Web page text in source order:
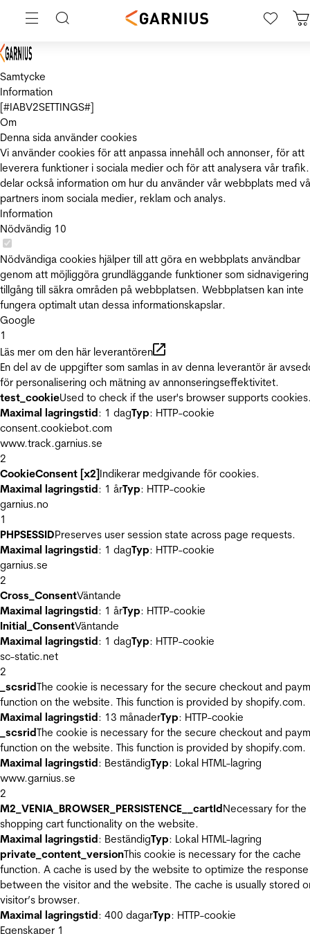
Samtycke
Information
[#IABV2SETTINGS#]
Om
Denna sida använder cookies
Vi använder cookies för att anpassa innehåll och annonser, för att
leverera funktioner i sociala medier och för att analysera vår
delar också information om hur du använder vår webbplats med
partners inom sociala medier, reklam och analys.
Information
Nödvändig 10
Nödvändiga cookies hjälper till att göra en webbplats användbar
genom att möjliggöra grundläggande funktioner som
tillgång till säkra områden på webbplatsen. Webbplatsen kan inte
fungera optimalt utan dessa informationskapslar.
Google
1
Läs mer om den här leverantören
En del av de uppgifter som samlas in av denna leverantör är
för personalisering och mätning av annonseringseffektivitet.
test_cookieUsed to check if the user's browser supports
Maximal lagringstid: 1 dagTyp: HTTP-cookie
consent.cookiebot.com
www.track.garnius.se
2
CookieConsent [x2]Indikerar medgivande för cookies.
Maximal lagringstid: 1 årTyp: HTTP-cookie
garnius.no
1
PHPSESSIDPreserves user session state across page requests.
Maximal lagringstid: 1 dagTyp: HTTP-cookie
garnius.se
2
Cross_ConsentVäntande
Maximal lagringstid: 1 årTyp: HTTP-cookie
Initial_ConsentVäntande
Maximal lagringstid: 1 dagTyp: HTTP-cookie
sc-static.net
2
_scsridThe cookie is necessary for the secure checkout and
function on the website. This function is provided by shopify.com.
Maximal lagringstid: 13 månaderTyp: HTTP-cookie
_scsridThe cookie is necessary for the secure checkout and
function on the website. This function is provided by shopify.com.
Maximal lagringstid: BeständigTyp: Lokal HTML-lagring
www.garnius.se
2
M2_VENIA_BROWSER_PERSISTENCE__cartIdNecessary for the
shopping cart functionality on the website.
Maximal lagringstid: BeständigTyp: Lokal HTML-lagring
private_content_versionThis cookie is necessary for the cache
function. A cache is used by the website to optimize the
between the visitor and the website. The cache is usually stored
visitor’s browser.
Maximal lagringstid: 400 dagarTyp: HTTP-cookie
Egenskaper 1